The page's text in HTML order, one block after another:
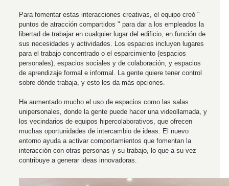
Para fomentar estas interacciones creativas, el equipo creó "
puntos de atracción compartidos " para dar a los empleados la
libertad de trabajar en cualquier lugar del edificio, en función de
sus necesidades y actividades. Los espacios incluyen lugares
para el trabajo concentrado o el esparcimiento (espacios
personales), espacios sociales y de colaboración, y espacios
de aprendizaje formal e informal. La gente quiere tener control
sobre dónde trabaja, y esto les da más opciones.
Ha aumentado mucho el uso de espacios como las salas
unipersonales, donde la gente puede hacer una videollamada, y
los vecindarios de equipos hipercolaborativos, que ofrecen
muchas oportunidades de intercambio de ideas. El nuevo
entorno ayuda a activar comportamientos que fomentan la
interacción con otras personas y su trabajo, lo que a su vez
contribuye a generar ideas innovadoras.